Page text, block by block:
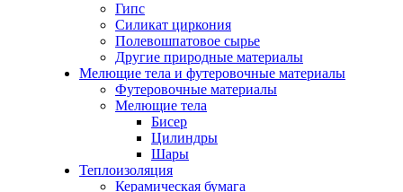
Гипс
Силикат циркония
Полевошпатовое сырье
Другие природные материалы
Мелющие тела и футеровочные материалы
Футеровочные материалы
Мелющие тела
Бисер
Цилиндры
Шары
Теплоизоляция
Керамическая бумага